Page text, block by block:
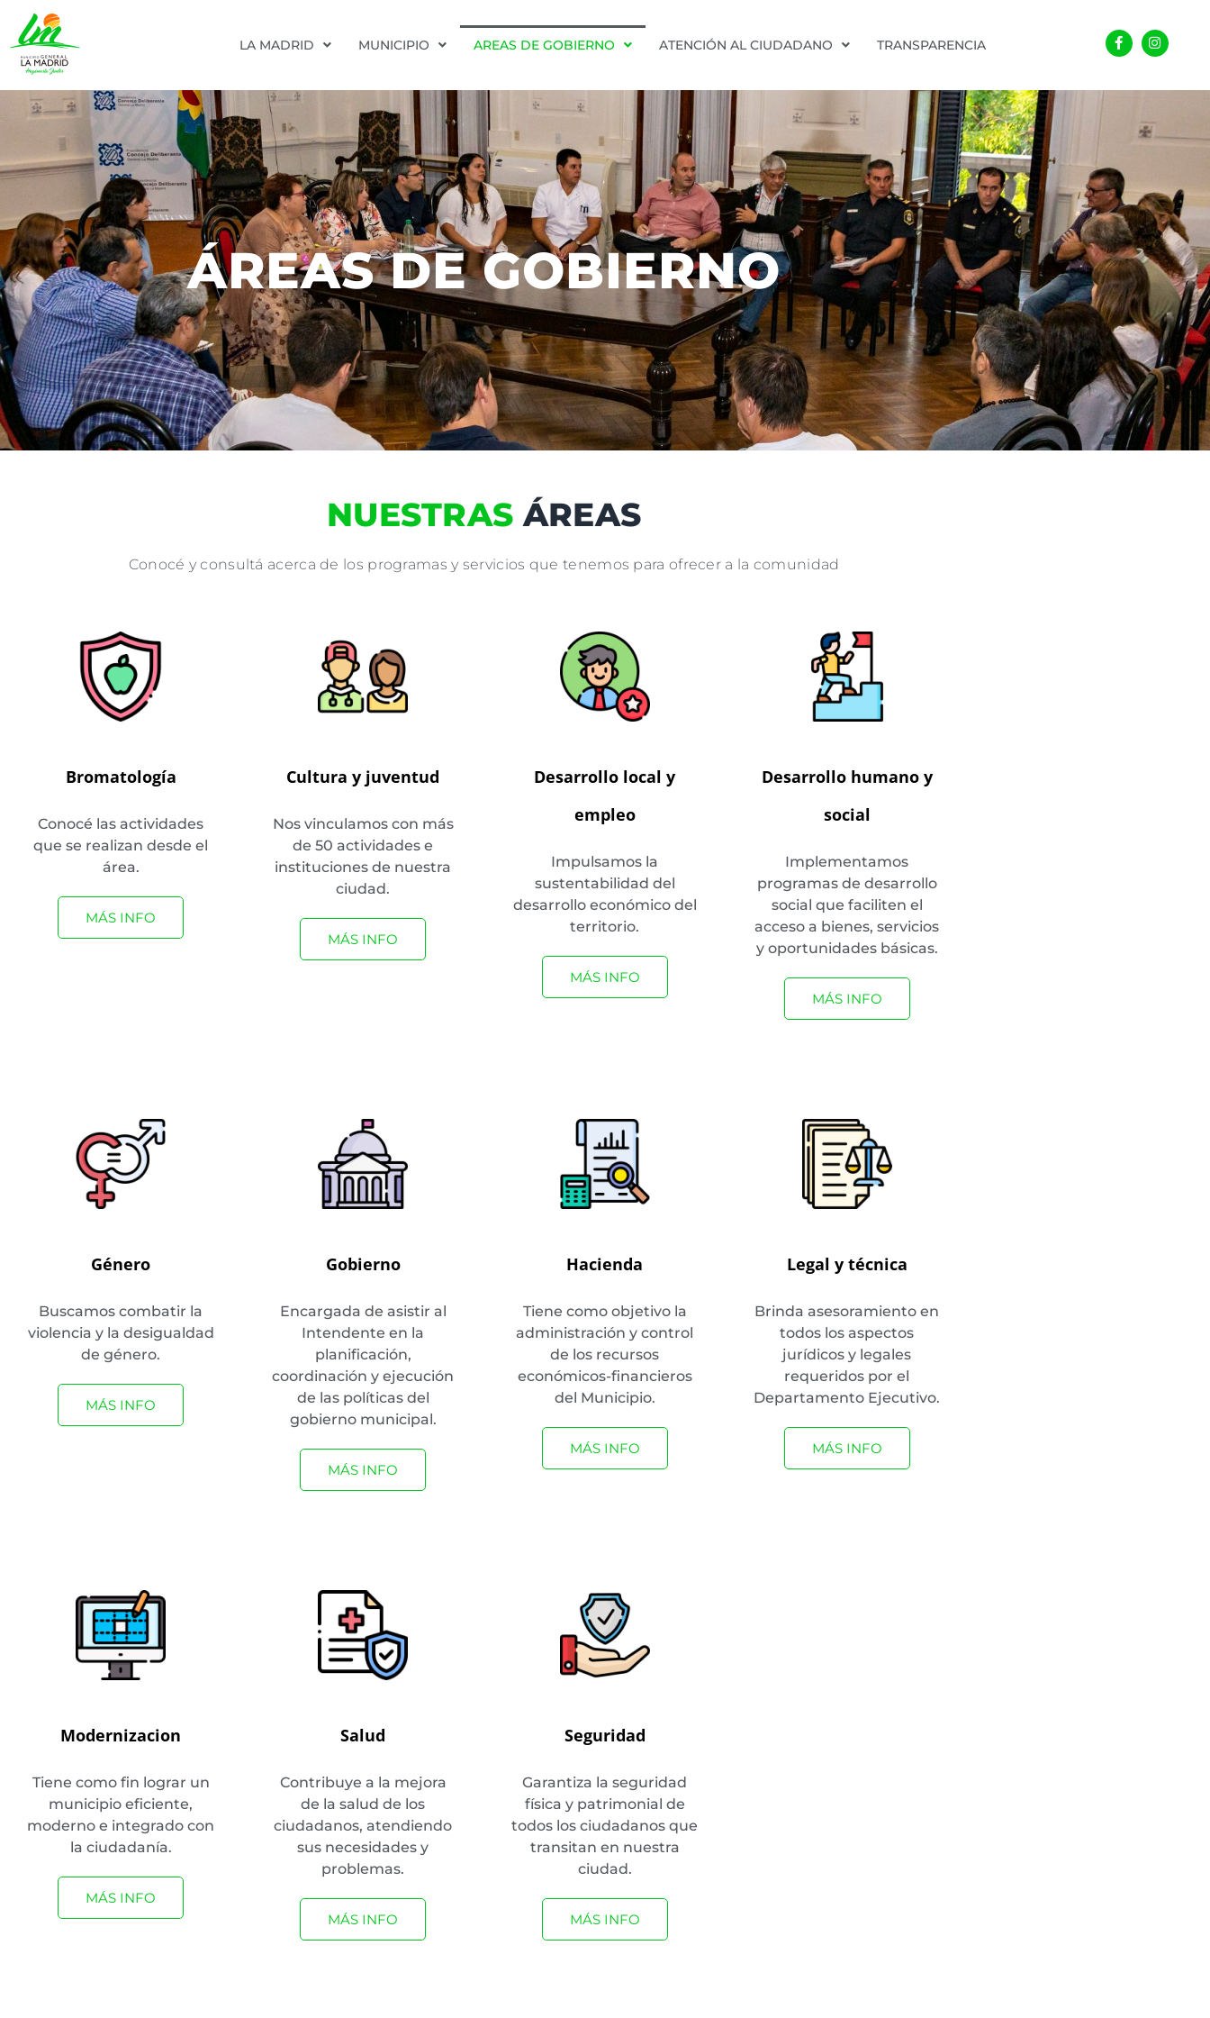
LA MADRID MUNICIPIO AREAS DE GOBIERNO ATENCIÓN AL CIUDADANO TRANSPARENCIA
Facebook-
f
ÁREAS DE GOBIERNO
NUESTRAS ÁREAS
Conocé y consultá acerca de los programas y servicios que tenemos para ofrecer a la comunidad
Bromatología
Conocé las actividades
que se realizan desde el
área.
MÁS INFO
Cultura y juventud
Nos vinculamos con más
de 50 actividades e
instituciones de nuestra
ciudad.
MÁS INFO
Desarrollo local y
empleo
Impulsamos la
sustentabilidad del
desarrollo económico del
territorio.
MÁS INFO
Desarrollo humano y
social
Implementamos
programas de desarrollo
social que faciliten el
acceso a bienes, servicios
y oportunidades básicas.
MÁS INFO
Género
Buscamos combatir la
violencia y la desigualdad
de género.
MÁS INFO
Gobierno
Encargada de asistir al
Intendente en la
planificación,
coordinación y ejecución
de las políticas del
gobierno municipal.
MÁS INFO
Hacienda
Tiene como objetivo la
administración y control
de los recursos
económicos-financieros
del Municipio.
MÁS INFO
Legal y técnica
Brinda asesoramiento en
todos los aspectos
jurídicos y legales
requeridos por el
Departamento Ejecutivo.
MÁS INFO
Modernizacion
Tiene como fin lograr un
municipio eficiente,
moderno e integrado con
la ciudadanía.
MÁS INFO
Salud
Contribuye a la mejora
de la salud de los
ciudadanos, atendiendo
sus necesidades y
problemas.
MÁS INFO
Seguridad
Garantiza la seguridad
física y patrimonial de
todos los ciudadanos que
transitan en nuestra
ciudad.
MÁS INFO